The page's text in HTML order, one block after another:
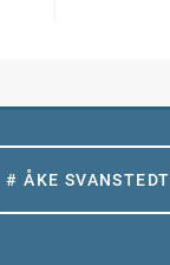
# ÅKE SVANSTEDT